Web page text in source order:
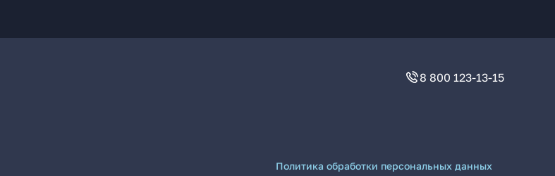
8 800 123-13-15
Политика обработки персональных данных